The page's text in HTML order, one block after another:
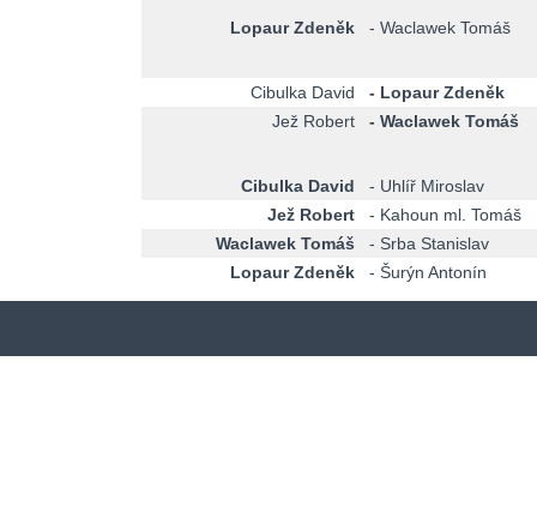
Lopaur Zdeněk - Waclawek Tomáš
Cibulka David
- Lopaur Zdeněk
Jež Robert
- Waclawek Tomáš
Cibulka David
- Uhlíř Miroslav
Jež Robert
- Kahoun ml. Tomáš
Waclawek Tomáš
- Srba Stanislav
Lopaur Zdeněk
- Šurýn Antonín